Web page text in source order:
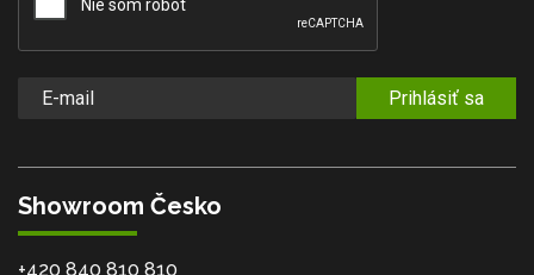
Prihlásiť sa
Showroom Česko
+420 840 810 810